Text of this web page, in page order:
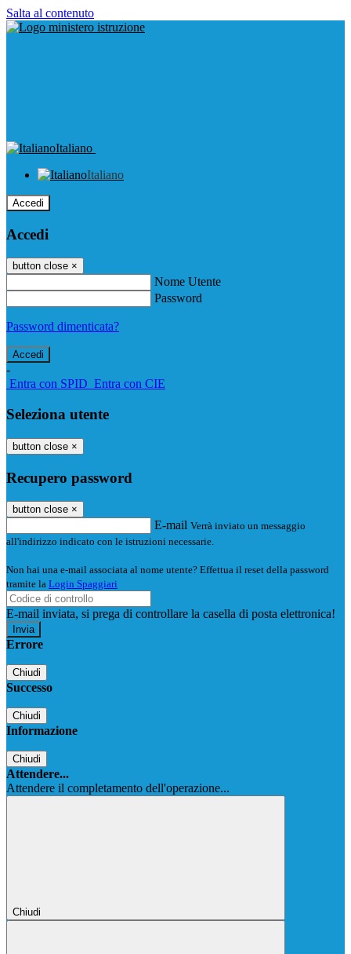
Salta al contenuto
Italiano
Italiano
Accedi
Accedi
button close ×
Nome Utente
Password
Password dimenticata?
-
Entra con SPID Entra con CIE
Seleziona utente
button close ×
Recupero password
button close ×
E-mail Verrà inviato un messaggio
all'indirizzo indicato con le istruzioni necessarie.
Non hai una e-mail associata al nome utente? Effettua il reset della password
tramite la Login Spaggiari
E-mail inviata, si prega di controllare la casella di posta elettronica!
Errore
Chiudi
Successo
Chiudi
Informazione
Chiudi
Attendere...
Attendere il completamento dell'operazione...
Chiudi